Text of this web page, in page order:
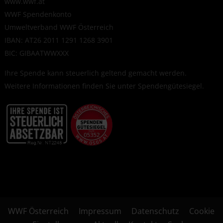
WWF Spendenkonto
Umweltverband WWF Österreich
IBAN: AT26 2011 1291 1268 3901
BIC: GIBAATWWXXX
Ihre Spende kann steuerlich geltend gemacht werden.
Weitere Informationen finden Sie unter Spendengütesiegel.
WWF Österreich Impressum Datenschutz
Cookie